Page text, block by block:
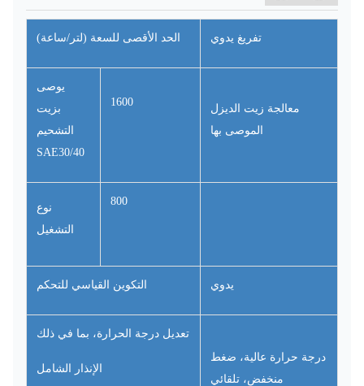
تفريغ يدوي الحد الأقصى للسعة (لتر/ساعة)
معالجة زيت الديزل
الموصى بها
1600
يوصى
بزيت
التشحيم
SAE30/40
800
نوع
التشغيل
يدوي التكوين القياسي للتحكم
درجة حرارة عالية، ضغط
منخفض، تلقائي
تعديل درجة الحرارة، بما في ذلك
الإنذار الشامل